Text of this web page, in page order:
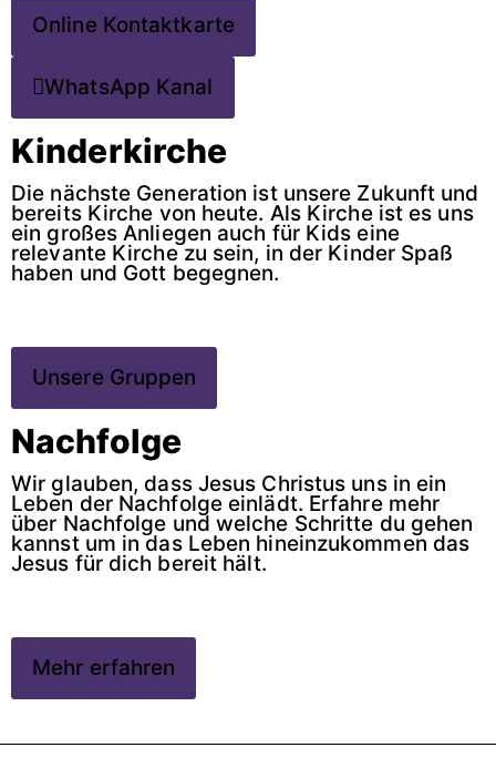
Online Kontaktkarte
WhatsApp Kanal
Kinderkirche
Die nächste Generation ist unsere Zukunft und
bereits Kirche von heute. Als Kirche ist es uns
ein großes Anliegen auch für Kids eine
relevante Kirche zu sein, in der Kinder Spaß
haben und Gott begegnen.
Unsere Gruppen
Nachfolge
Wir glauben, dass Jesus Christus uns in ein
Leben der Nachfolge einlädt. Erfahre mehr
über Nachfolge und welche Schritte du gehen
kannst um in das Leben hineinzukommen das
Jesus für dich bereit hält.
Mehr erfahren